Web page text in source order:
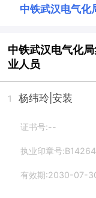
中铁武汉电气化
中铁武汉电气化
业人员
1 杨纬玲 |安装
证书号:--
执业印章号
有效期:2030-07-